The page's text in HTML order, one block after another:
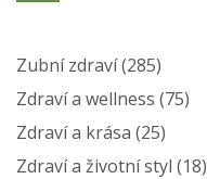
Zubní zdraví(285)
Zdraví a wellness (75)
Zdraví a krása (25)
Zdraví a životní styl (18)